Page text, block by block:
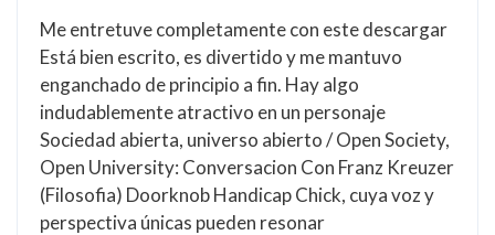
Me entretuve completamente con este descargar
Está bien escrito, es divertido y me mantuvo
enganchado de principio a fin. Hay algo
indudablemente atractivo en un personaje
Sociedad abierta, universo abierto / Open Society,
Open University: Conversacion Con Franz Kreuzer
(Filosofia) Doorknob Handicap Chick, cuya voz y
perspectiva únicas pueden resonar